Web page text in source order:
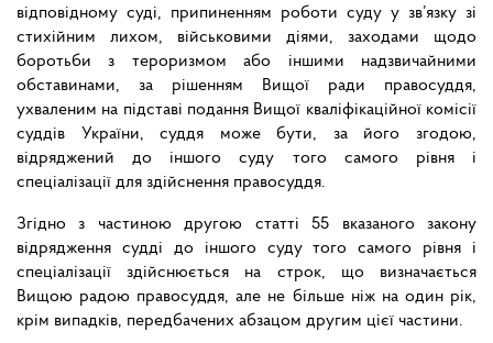
відповідному суді, припиненням роботи суду у зв’язку зі
стихійним лихом, військовими діями, заходами щодо
боротьби з тероризмом або іншими надзвичайними
обставинами, за рішенням Вищої ради правосуддя,
ухваленим на підставі подання Вищої кваліфікаційної комісії
суддів України, суддя може бути, за його згодою,
відряджений до іншого суду того самого рівня і
спеціалізації для здійснення правосуддя.
Згідно з частиною другою статті 55 вказаного закону
відрядження судді до іншого суду того самого рівня і
спеціалізації здійснюється на строк, що визначається
Вищою радою правосуддя, але не більше ніж на один рік,
крім випадків, передбачених абзацом другим цієї частини.